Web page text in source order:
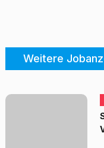
Weitere